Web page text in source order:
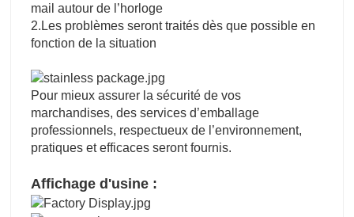
mail autour de l’horloge
2.Les problèmes seront traités dès que possible en
fonction de la situation
Pour mieux assurer la sécurité de vos
marchandises, des services d’emballage
professionnels, respectueux de l’environnement,
pratiques et efficaces seront fournis.
Affichage d'usine :